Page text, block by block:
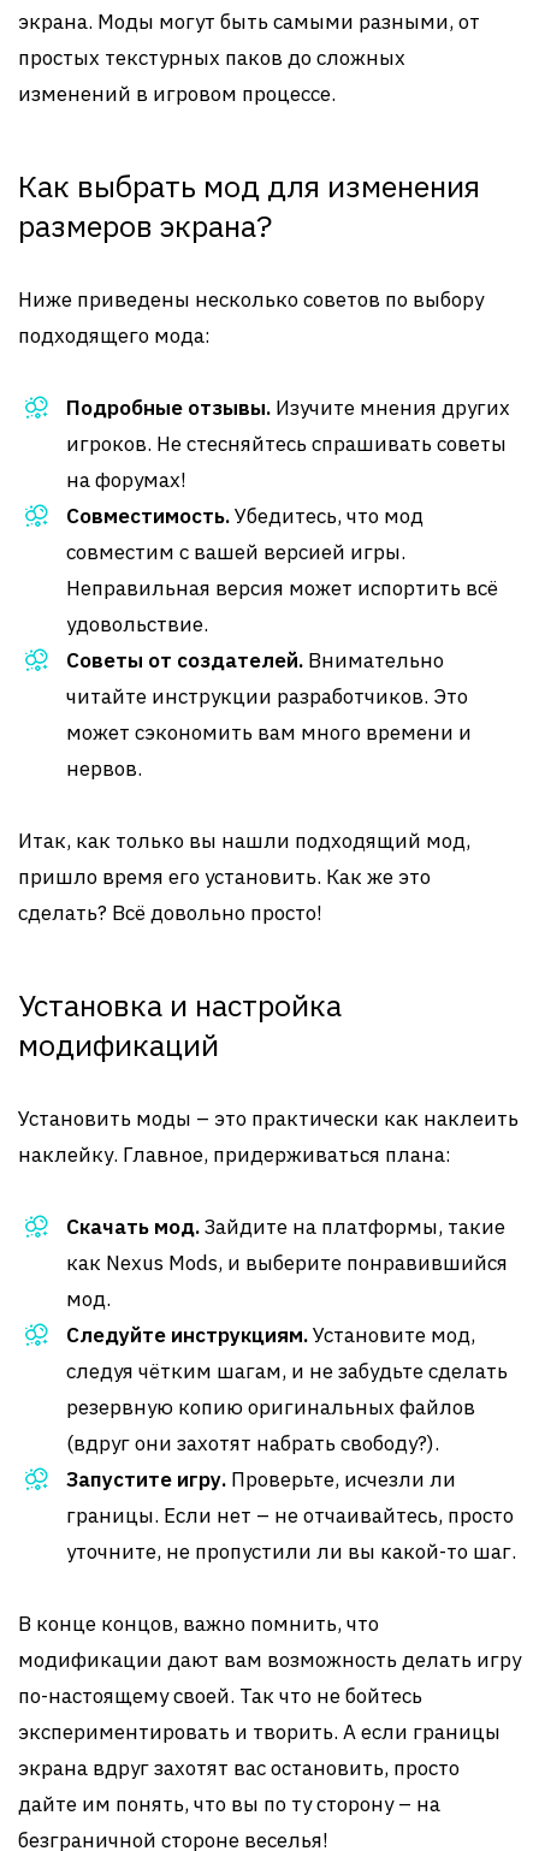
экрана. Моды могут быть самыми разными, от
простых текстурных паков до сложных
изменений в игровом процессе.
Как выбрать мод для изменения
размеров экрана?
Ниже приведены несколько советов по выбору
подходящего мода:
Подробные отзывы. Изучите мнения других
игроков. Не стесняйтесь спрашивать советы
на форумах!
Совместимость.Убедитесь, что мод
совместим с вашей версией игры.
Неправильная версия может испортить всё
удовольствие.
Советы от создателей. Внимательно
читайте инструкции разработчиков. Это
может сэкономить вам много времени и
нервов.
Итак, как только вы нашли подходящий мод,
пришло время его установить. Как же это
сделать? Всё довольно просто!
Установка и настройка
модификаций
Установить моды – это практически как наклеить
наклейку. Главное, придерживаться плана:
Скачать мод.Зайдите на платформы, такие
как Nexus Mods, и выберите понравившийся
мод.
Следуйте инструкциям.Установите мод,
следуя чётким шагам, и не забудьте сделать
резервную копию оригинальных файлов
(вдруг они захотят набрать свободу?).
Запустите игру. Проверьте, исчезли ли
границы. Если нет – не отчаивайтесь, просто
уточните, не пропустили ли вы какой-то шаг.
В конце концов, важно помнить, что
модификации дают вам возможность делать игру
по-настоящему своей. Так что не бойтесь
экспериментировать и творить. А если границы
экрана вдруг захотят вас остановить, просто
дайте им понять, что вы по ту сторону – на
безграничной стороне веселья!